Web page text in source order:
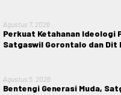
Agustus 7, 2026
Perkuat Ketahanan Ideologi
Satgaswil Gorontalo dan Dit
Kabila
Agustus 5, 2026
Bentengi Generasi Muda,